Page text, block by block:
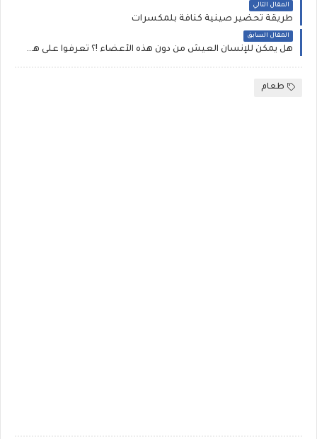
المقال التالي
طريقة تحضير صينية كنافة بلمكسرات
المقال السابق
هل يمكن للإنسان العيش من دون هذه الأعضاء !؟ تعرفوا على هذه الأعضاء من هذا المقال ؟؟!
طعام